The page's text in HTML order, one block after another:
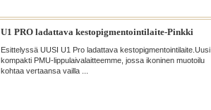
U1 PRO ladattava kestopigmentointilaite-Pinkki
Esittelyssä UUSI U1 Pro ladattava kestopigmentointilaite.Uusi
kompakti PMU-lippulaivalaitteemme, jossa ikoninen muotoilu
kohtaa vertaansa vailla ...